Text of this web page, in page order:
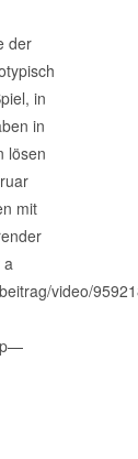
der
in
in
lösen
mit
a
video/